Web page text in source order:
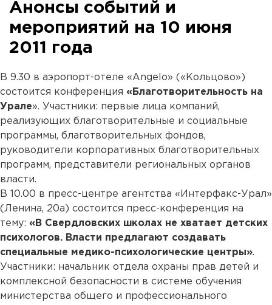
Анонсы событий и
мероприятий на 10 июня
2011 года
В 9.30 в аэропорт-отеле «Аngelo» («Кольцово»)
состоится конференция «Благотворительность на
Урале». Участники: первые лица компаний,
реализующих благотворительные и социальные
программы, благотворительных фондов,
руководители корпоративных благотворительных
программ, представители региональных органов
власти.
В 10.00 в пресс-центре агентства «Интерфакс-Урал»
(Ленина, 20а) состоится пресс-конференция на
тему: «В Свердловских школах не хватает детских
психологов. Власти предлагают создавать
специальные медико-психологические центры».
Участники: начальник отдела охраны прав детей и
комплексной безопасности в системе обучения
министерства общего и профессионального